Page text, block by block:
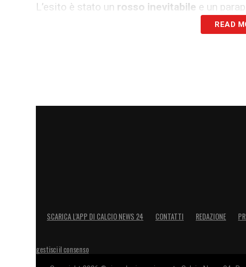
L’esito è stato un rosso inevitabile e un
campo, fin dentro gli spogliatoi. I due
READ
SCARICA L’APP DI CALCIO NEWS 24 CONTATTI REDAZIONE
gestisci il consenso